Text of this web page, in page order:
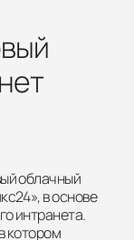
облачный
в основе
интранета.
котором